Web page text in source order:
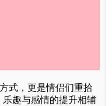
式，更是情侣们重拾
趣与感情的提升相辅